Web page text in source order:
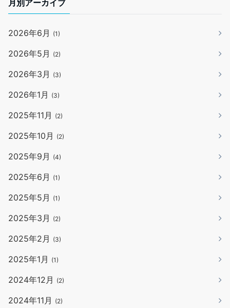
月別アーカイブ
2026年6月 (1)
2026年5月 (2)
2026年3月 (3)
2026年1月 (3)
2025年11月 (2)
2025年10月 (2)
2025年9月 (4)
2025年6月 (1)
2025年5月 (1)
2025年3月 (2)
2025年2月 (3)
2025年1月 (1)
2024年12月 (2)
2024年11月 (2)